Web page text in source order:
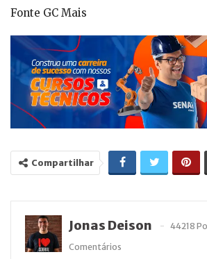
Fonte GC Mais
Compartilhar
Jonas Deison
44218
Comentários